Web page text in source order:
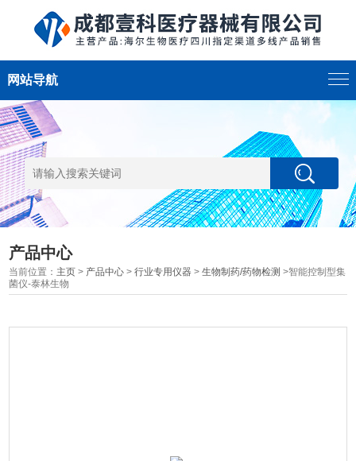
网站导航
产品中心
当前位置： 主页 > 产品中心 >行业专用仪器 >生物制药/药物检测 >智能控制型集
菌仪-泰林生物